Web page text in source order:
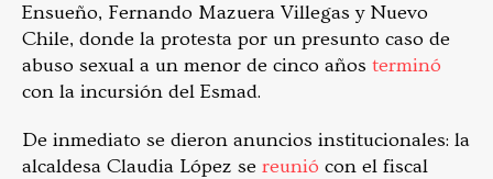
Ensueño, Fernando Mazuera Villegas y Nuevo
Chile, donde la protesta por un presunto caso de
abuso sexual a un menor de cinco años terminó
con la incursión del Esmad.
De inmediato se dieron anuncios institucionales: la
alcaldesa Claudia López se reunió con el fiscal